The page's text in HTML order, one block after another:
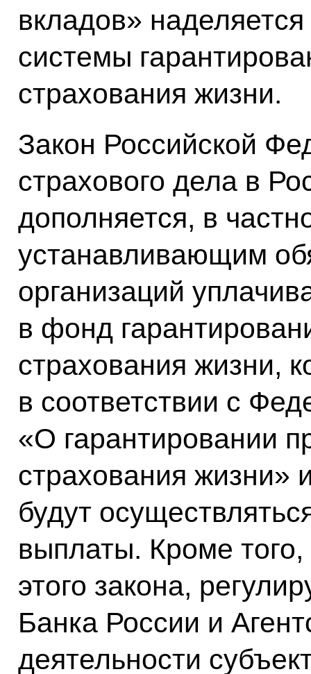
вкладов»
системы
страхования жизни.
Закон Российской
страхового дела в
дополняется, в
устанавливающим
организаций
в фонд
страхования жизни,
в соответствии с
«О гарантировании
страхования жизни»
будут
выплаты. Кроме
этого закона,
Банка России и
деятельности